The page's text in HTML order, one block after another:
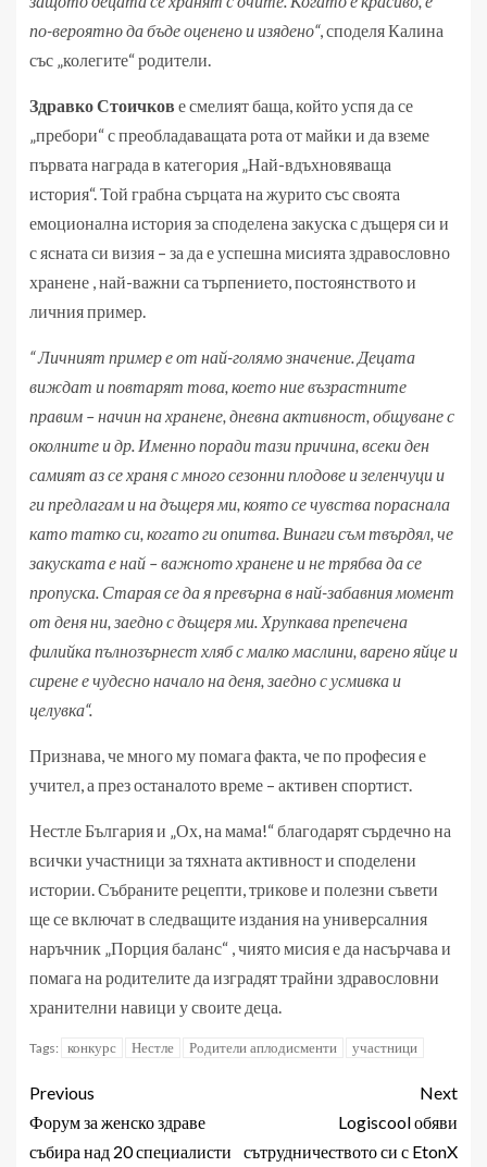
по-вероятно да бъде оценено и изядено“, споделя Калина
със „колегите“ родители.
Здравко Стоичков е смелият баща, който успя да се
„пребори“ с преобладаващата рота от майки и да вземе
първата награда в категория „Най-вдъхновяваща
история“. Той грабна сърцата на журито със своята
емоционална история за споделена закуска с дъщеря си и
с ясната си визия – за да е успешна мисията здравословно
хранене , най-важни са търпението, постоянството и
личния пример.
“ Личният пример е от най-голямо значение. Децата
виждат и повтарят това, което ние възрастните
правим – начин на хранене, дневна активност, общуване с
околните и др. Именно поради тази причина, всеки ден
самият аз се храня с много сезонни плодове и зеленчуци и
ги предлагам и на дъщеря ми, която се чувства пораснала
като татко си, когато ги опитва. Винаги съм твърдял, че
закуската е най – важното хранене и не трябва да се
пропуска. Старая се да я превърна в най-забавния момент
от деня ни, заедно с дъщеря ми. Хрупкава препечена
филийка пълнозърнест хляб с малко маслини, варено яйце и
сирене е чудесно начало на деня, заедно с усмивка и
целувка“.
Признава, че много му помага факта, че по професия е
учител, а през останалото време – активен спортист.
Нестле България и „Ох, на мама!“ благодарят сърдечно на
всички участници за тяхната активност и споделени
истории. Събраните рецепти, трикове и полезни съвети
ще се включат в следващите издания на универсалния
наръчник „Порция баланс“ , чиято мисия е да насърчава и
помага на родителите да изградят трайни здравословни
хранителни навици у своите деца.
Tags: конкурс Нестле Родители аплодисменти участници
Previous
Форум за женско здраве
събира над 20 специалисти
Next
Logiscool обяви
сътрудничеството си с EtonX